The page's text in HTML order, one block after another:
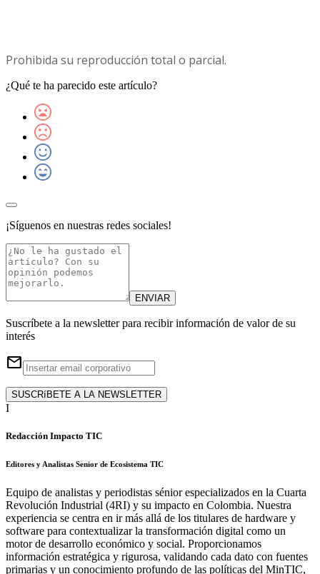
Prohibida su reproducción total o parcial.
¿Qué te ha parecido este artículo?
¡Síguenos en nuestras redes sociales!
ENVIAR
Suscríbete a la newsletter para recibir información de valor de su
interés
email
SUSCRíBETE A LA NEWSLETTER
I
Redacción Impacto TIC
Editores y Analistas Senior de Ecosistema TIC
Equipo de analistas y periodistas sénior especializados en la Cuarta
Revolución Industrial (4RI) y su impacto en Colombia. Nuestra
experiencia se centra en ir más allá de los titulares de hardware y
software para contextualizar la transformación digital como un
motor de desarrollo económico y social. Proporcionamos
información estratégica y rigurosa, validando cada dato con fuentes
primarias y un conocimiento profundo de las políticas del MinTIC,